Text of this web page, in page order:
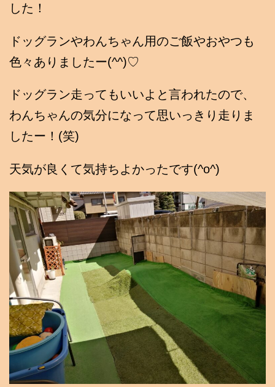
した！
ドッグランやわんちゃん用のご飯やおやつも
色々ありましたー(^^)♡
ドッグラン走ってもいいよと言われたので、
わんちゃんの気分になって思いっきり走りま
したー！(笑)
天気が良くて気持ちよかったです(^o^)